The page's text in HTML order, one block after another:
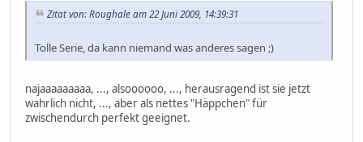
Zitat von: Roughale am 22 Juni 2009, 14:39:31
Tolle Serie, da kann niemand was anderes sagen ;)
najaaaaaaaaa, ..., alsoooooo, ..., herausragend ist sie jetzt
wahrlich nicht, ..., aber als nettes "Häppchen" für
zwischendurch perfekt geeignet.